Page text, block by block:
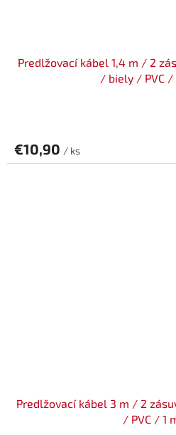
Predlžovací kábel 1,4 m / 2
/ biely / PVC /
€10,90 / ks
Predlžovací kábel 3 m / 2
/ PVC / 1